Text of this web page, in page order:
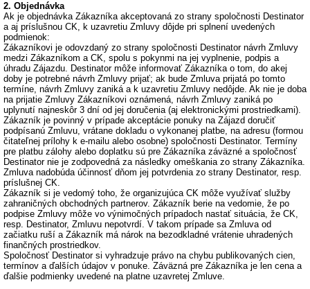
2. Objednávka
Ak je objednávka Zákazníka akceptovaná zo strany spoločnosti Destinator
a aj príslušnou CK, k uzavretiu Zmluvy dôjde pri splnení uvedených
podmienok:
Zákazníkovi je odovzdaný zo strany spoločnosti Destinator návrh Zmluvy
medzi Zákazníkom a CK, spolu s pokynmi na jej vyplnenie, podpis a
úhradu Zájazdu. Destinator môže informovať Zákazníka o tom, do akej
doby je potrebné návrh Zmluvy prijať; ak bude Zmluva prijatá po tomto
termíne, návrh Zmluvy zaniká a k uzavretiu Zmluvy nedôjde. Ak nie je doba
na prijatie Zmluvy Zákazníkovi oznámená, návrh Zmluvy zaniká po
uplynutí najneskôr 3 dní od jej doručenia (aj elektronickými prostriedkami).
Zákazník je povinný v prípade akceptácie ponuky na Zájazd doručiť
podpísanú Zmluvu, vrátane dokladu o vykonanej platbe, na adresu (formou
čitateľnej prílohy k e-mailu alebo osobne) spoločnosti Destinator. Termíny
pre platbu zálohy alebo doplatku sú pre Zákazníka záväzné a spoločnosť
Destinator nie je zodpovedná za následky omeškania zo strany Zákazníka.
Zmluva nadobúda účinnosť dňom jej potvrdenia zo strany Destinator, resp.
príslušnej CK.
Zákazník si je vedomý toho, že organizujúca CK môže využívať služby
zahraničných obchodných partnerov. Zákazník berie na vedomie, že po
podpise Zmluvy môže vo výnimočných prípadoch nastať situácia, že CK,
resp. Destinator, Zmluvu nepotvrdí. V takom prípade sa Zmluva od
začiatku ruší a Zákazník má nárok na bezodkladné vrátenie uhradených
finančných prostriedkov.
Spoločnosť Destinator si vyhradzuje právo na chybu publikovaných cien,
termínov a ďalších údajov v ponuke. Záväzná pre Zákazníka je len cena a
ďalšie podmienky uvedené na platne uzavretej Zmluve.